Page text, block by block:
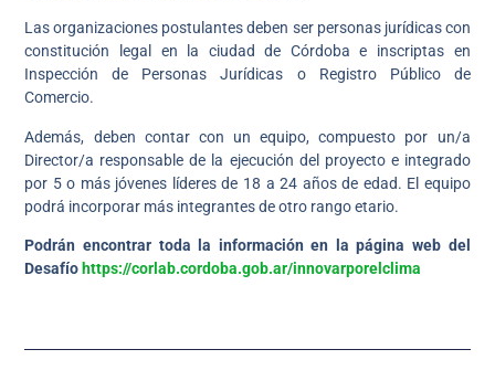
Las organizaciones postulantes deben ser personas jurídicas con
constitución legal en la ciudad de Córdoba e inscriptas en
Inspección de Personas Jurídicas o Registro Público de
Comercio.
Además, deben contar con un equipo, compuesto por un/a
Director/a responsable de la ejecución del proyecto e integrado
por 5 o más jóvenes líderes de 18 a 24 años de edad. El equipo
podrá incorporar más integrantes de otro rango etario.
Podrán encontrar toda la información en la página web del
Desafío https://corlab.cordoba.gob.ar/innovarporelclima